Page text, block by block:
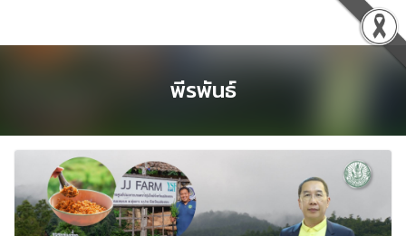
พีรพันธ์